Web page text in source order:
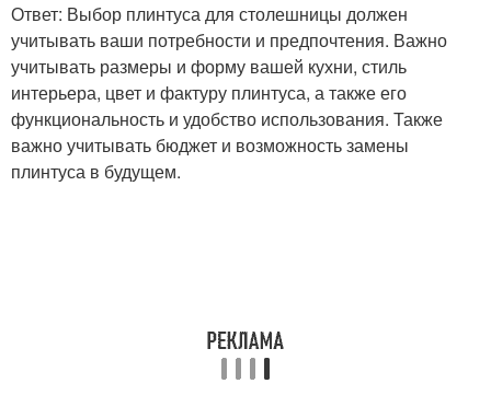
Ответ: Выбор плинтуса для столешницы должен
учитывать ваши потребности и предпочтения. Важно
учитывать размеры и форму вашей кухни, стиль
интерьера, цвет и фактуру плинтуса, а также его
функциональность и удобство использования. Также
важно учитывать бюджет и возможность замены
плинтуса в будущем.